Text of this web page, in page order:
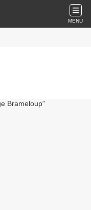
MENU